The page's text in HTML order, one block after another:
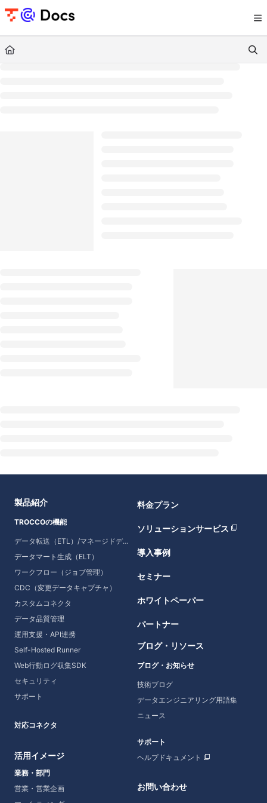
Documentation Index
Use this file to discover all available pages before exploring further.
製品紹介
TROCCOの機能
データ転送（ETL）/マネージドデータ転送
データマート生成（ELT）
ワークフロー（ジョブ管理）
CDC（変更データキャプチャ）
カスタムコネクタ
データ品質管理
運用支援・API連携
Self-Hosted Runner
Web行動ログ収集SDK
セキュリティ
サポート
対応コネクタ
活用イメージ
業務・部門
営業・営業企画
料金プラン
ソリューションサービス
導入事例
セミナー
ホワイトペーパー
パートナー
ブログ・リソース
ブログ・お知らせ
技術ブログ
データエンジニアリング用語集
ニュース
サポート
ヘルプドキュメント
お問い合わせ